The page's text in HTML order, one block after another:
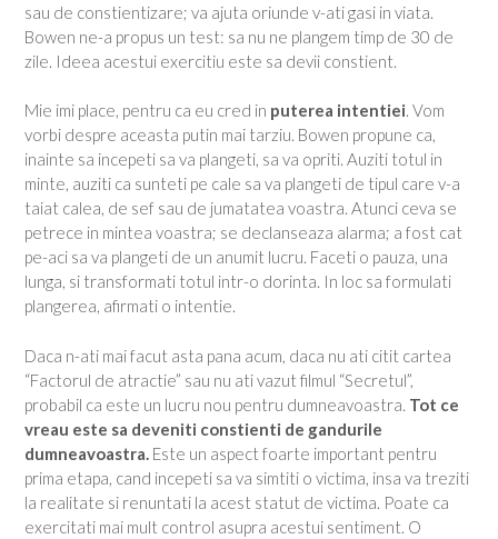
sau de constientizare; va ajuta oriunde v-ati gasi in viata.
Bowen ne-a propus un test: sa nu ne plangem timp de 30 de
zile. Ideea acestui exercitiu este sa devii constient.
Mie imi place, pentru ca eu cred in puterea intentiei. Vom
vorbi despre aceasta putin mai tarziu. Bowen propune ca,
inainte sa incepeti sa va plangeti, sa va opriti. Auziti totul in
minte, auziti ca sunteti pe cale sa va plangeti de tipul care v-a
taiat calea, de sef sau de jumatatea voastra. Atunci ceva se
petrece in mintea voastra; se declanseaza alarma; a fost cat
pe-aci sa va plangeti de un anumit lucru. Faceti o pauza, una
lunga, si transformati totul intr-o dorinta. In loc sa formulati
plangerea, afirmati o intentie.
Daca n-ati mai facut asta pana acum, daca nu ati citit cartea
“Factorul de atractie” sau nu ati vazut filmul “Secretul”,
probabil ca este un lucru nou pentru dumneavoastra. Tot ce
vreau este sa deveniti constienti de gandurile
dumneavoastra. Este un aspect foarte important pentru
prima etapa, cand incepeti sa va simtiti o victima, insa va treziti
la realitate si renuntati la acest statut de victima. Poate ca
exercitati mai mult control asupra acestui sentiment. O